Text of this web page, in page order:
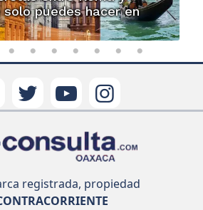
puedes hacer en
registrada, propiedad